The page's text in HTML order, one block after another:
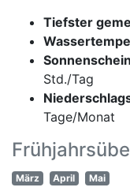
Tiefster
Std./Tag
Tage/Monat
März April Mai